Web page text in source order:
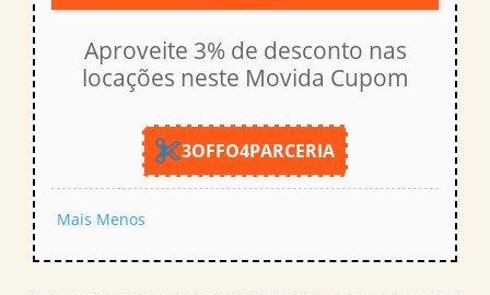
Aproveite 3% de desconto nas
locações neste Movida Cupom
3OFFO4PARCERIA
Mais Menos